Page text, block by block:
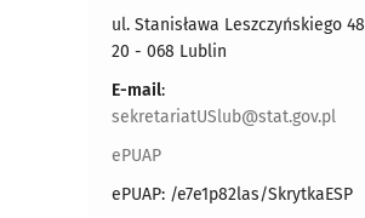
ul. Stanisława Leszczyńskiego 48
20 - 068 Lublin
E-mail:
sekretariatUSlub@stat.gov.pl
ePUAP
ePUAP: /e7e1p82las/SkrytkaESP